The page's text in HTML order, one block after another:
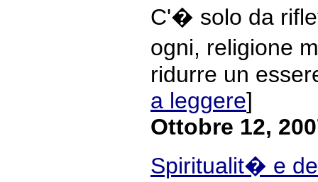
C'� solo da
ogni, religione
ridurre un
a leggere]
Ottobre 12,
Spiritualit� e